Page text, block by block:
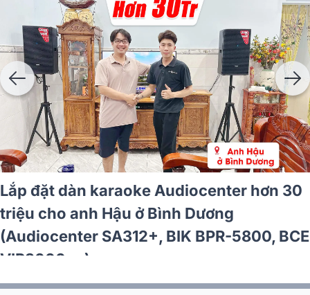
Lắp đặt dàn karaoke Audiocenter hơn 30
triệu cho anh Hậu ở Bình Dương
(Audiocenter SA312+, BIK BPR-5800, BCE
VIP3000,...)